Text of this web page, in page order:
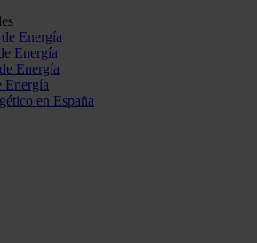
Energía
Energía
Energía
Energía
en España